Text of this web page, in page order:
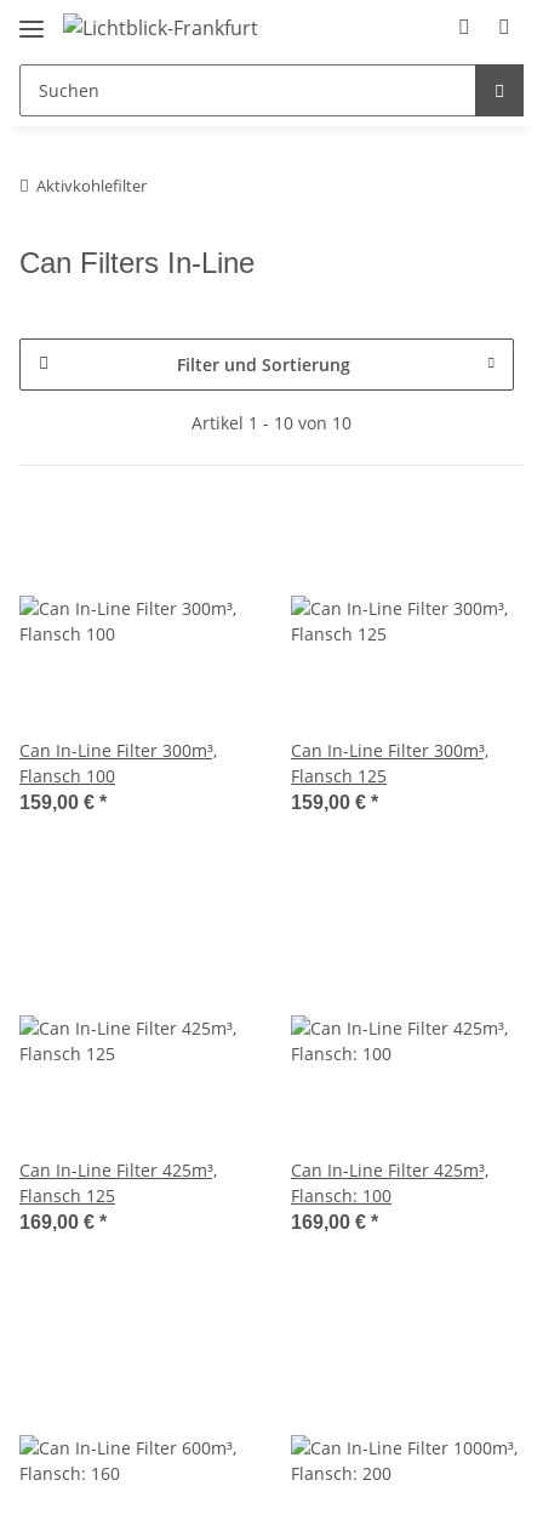
Aktivkohlefilter
Can Filters In-Line
Filter und Sortierung
Artikel 1 - 10 von 10
Can In-Line Filter 300m³,
Flansch 100
159,00 € *
Can In-Line Filter 300m³,
Flansch 125
159,00 € *
Can In-Line Filter 425m³,
Flansch 125
169,00 € *
Can In-Line Filter 425m³,
Flansch: 100
169,00 € *